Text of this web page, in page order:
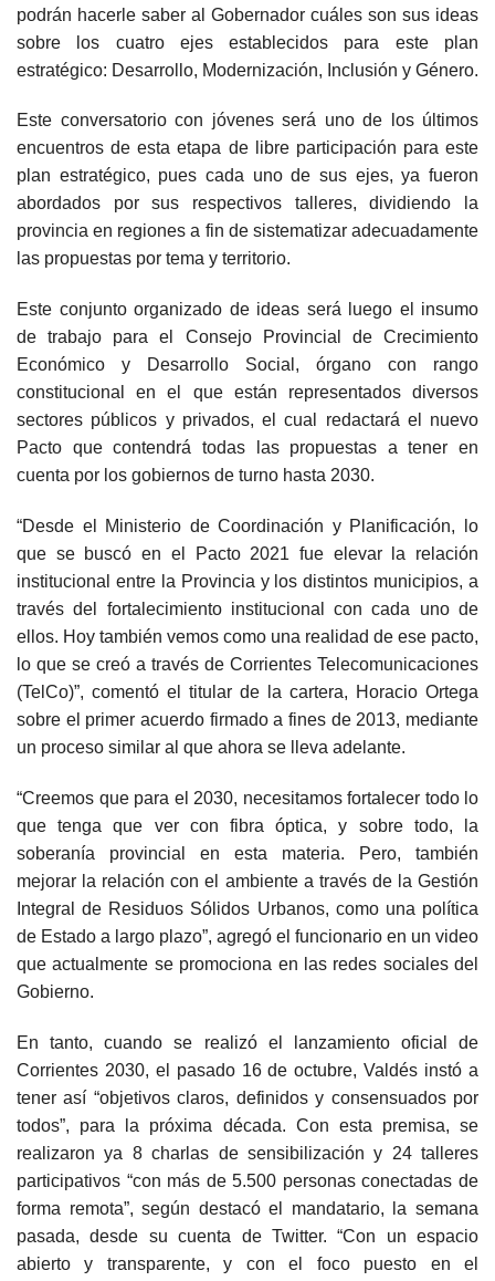
podrán hacerle saber al Gobernador cuáles son sus ideas
sobre los cuatro ejes establecidos para este plan
estratégico: Desarrollo, Modernización, Inclusión y Género.
Este conversatorio con jóvenes será uno de los últimos
encuentros de esta etapa de libre participación para este
plan estratégico, pues cada uno de sus ejes, ya fueron
abordados por sus respectivos talleres, dividiendo la
provincia en regiones a fin de sistematizar adecuadamente
las propuestas por tema y territorio.
Este conjunto organizado de ideas será luego el insumo
de trabajo para el Consejo Provincial de Crecimiento
Económico y Desarrollo Social, órgano con rango
constitucional en el que están representados diversos
sectores públicos y privados, el cual redactará el nuevo
Pacto que contendrá todas las propuestas a tener en
cuenta por los gobiernos de turno hasta 2030.
“Desde el Ministerio de Coordinación y Planificación, lo
que se buscó en el Pacto 2021 fue elevar la relación
institucional entre la Provincia y los distintos municipios, a
través del fortalecimiento institucional con cada uno de
ellos. Hoy también vemos como una realidad de ese pacto,
lo que se creó a través de Corrientes Telecomunicaciones
(TelCo)”, comentó el titular de la cartera, Horacio Ortega
sobre el primer acuerdo firmado a fines de 2013, mediante
un proceso similar al que ahora se lleva adelante.
“Creemos que para el 2030, necesitamos fortalecer todo lo
que tenga que ver con fibra óptica, y sobre todo, la
soberanía provincial en esta materia. Pero, también
mejorar la relación con el ambiente a través de la Gestión
Integral de Residuos Sólidos Urbanos, como una política
de Estado a largo plazo”, agregó el funcionario en un video
que actualmente se promociona en las redes sociales del
Gobierno.
En tanto, cuando se realizó el lanzamiento oficial de
Corrientes 2030, el pasado 16 de octubre, Valdés instó a
tener así “objetivos claros, definidos y consensuados por
todos”, para la próxima década. Con esta premisa, se
realizaron ya 8 charlas de sensibilización y 24 talleres
participativos “con más de 5.500 personas conectadas de
forma remota”, según destacó el mandatario, la semana
pasada, desde su cuenta de Twitter. “Con un espacio
abierto y transparente, y con el foco puesto en el